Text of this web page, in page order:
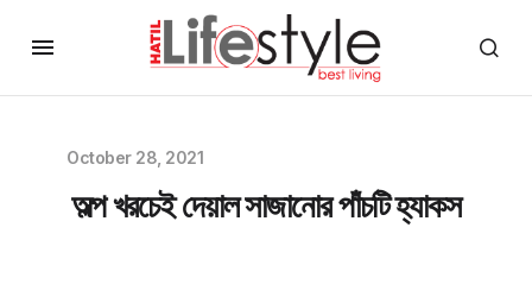
October 28, 2021
অল্প খরচেই দেয়াল সাজানোর পাঁচটি হ্যাকস